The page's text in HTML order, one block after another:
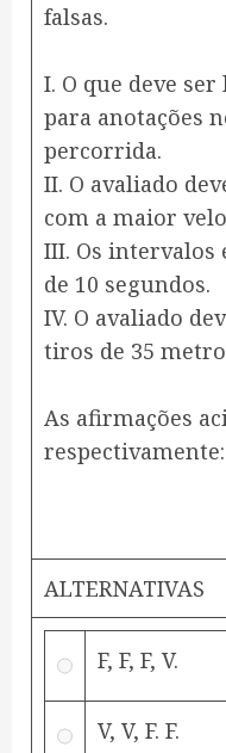
falsas.
I. O que deve
para anotações
percorrida.
II. O avaliado
com a maior
III. Os intervalos
de 10 segundos.
IV. O avaliado
tiros de 35
As afirmações
respectivamente:
ALTERNATIVAS
F, F, F, V.
V, V, F. F.